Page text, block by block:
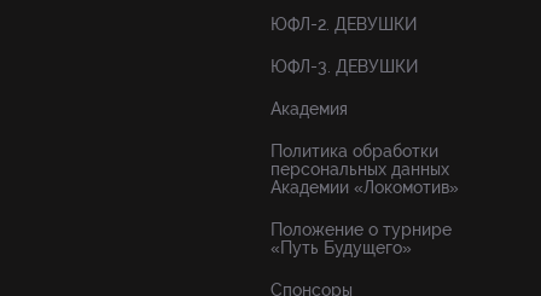
ЮФЛ-2. ДЕВУШКИ
ЮФЛ-3. ДЕВУШКИ
Академия
Политика обработки
персональных данных
Академии «Локомотив»
Положение о турнире
«Путь Будущего»
Спонсоры